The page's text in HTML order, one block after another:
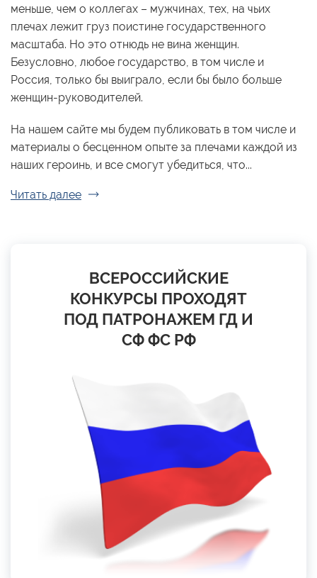
меньше, чем о коллегах – мужчинах, тех, на чьих
плечах лежит груз поистине государственного
масштаба. Но это отнюдь не вина женщин.
Безусловно, любое государство, в том числе и
Россия, только бы выиграло, если бы было больше
женщин-руководителей.
На нашем сайте мы будем публиковать в том числе и
материалы о бесценном опыте за плечами каждой из
наших героинь, и все смогут убедиться, что...
Читать далее
ВСЕРОССИЙСКИЕ
КОНКУРСЫ ПРОХОДЯТ
ПОД ПАТРОНАЖЕМ ГД И
СФ ФС РФ